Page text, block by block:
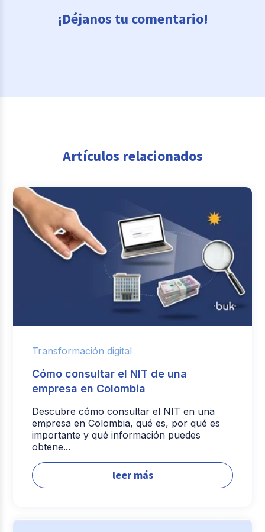
¡Déjanos tu comentario!
Artículos relacionados
Transformación digital
Cómo consultar el NIT de una
empresa en Colombia
Descubre cómo consultar el NIT en una
empresa en Colombia, qué es, por qué es
importante y qué información puedes
obtene...
leer más